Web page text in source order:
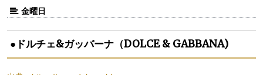
金曜日
●ドルチェ&ガッバーナ（DOLCE & GABBANA)